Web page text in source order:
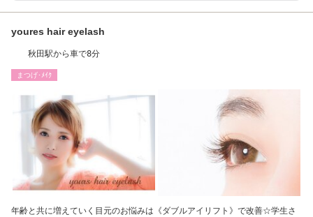
youres hair eyelash
秋田駅から車で8分
まつげ･ﾒｲｸ
年齢と共に増えていく目元のお悩みは《ダブルアイリフト》で改善☆学生さ